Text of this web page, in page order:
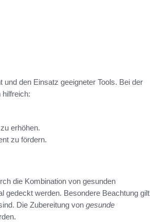
den Einsatz geeigneter Tools. Bei der
hilfreich:
erhöhen.
zu fördern.
die Kombination von gesunden
gedeckt werden. Besondere Beachtung gilt
Die Zubereitung von gesunde